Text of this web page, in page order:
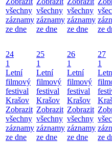
všechny
záznamy
ze dne
všechny
záznamy
ze dne
všechny
záznamy
ze dne
ze
24
1
Letní
filmový
festival
Krašov
Zobrazit
všechny
záznamy
ze dne
25
1
Letní
filmový
festival
Krašov
Zobrazit
všechny
záznamy
ze dne
26
1
Letní
filmový
festival
Krašov
Zobrazit
všechny
záznamy
ze dne
27
1
ze